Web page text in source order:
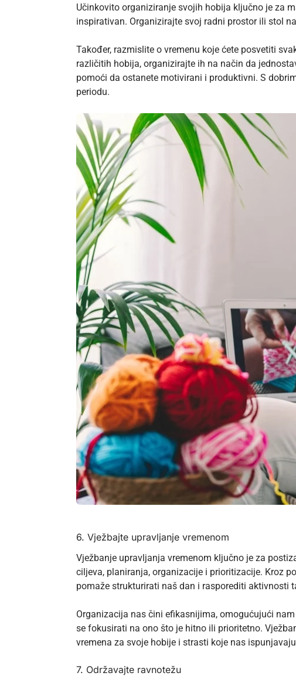
Učinkovito organiziranje svojih hobija ključno je za
inspirativan. Organizirajte svoj radni prostor ili stol
Također, razmislite o vremenu koje ćete posvetiti
različitih hobija, organizirajte ih na način da
pomoći da ostanete motivirani i produktivni. S
periodu.
6. Vježbajte upravljanje vremenom
Vježbanje upravljanja vremenom ključno je za
ciljeva, planiranja, organizacije i prioritizacije. Kroz
pomaže strukturirati naš dan i rasporediti aktivnosti
Organizacija nas čini efikasnijima, omogućujući
se fokusirati na ono što je hitno ili prioritetno.
vremena za svoje hobije i strasti koje nas
7. Održavajte ravnotežu